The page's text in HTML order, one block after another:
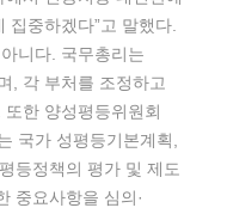
중하겠다”고 말했다.
니다. 국무총리는
, 각 부처를 조정하고
한 양성평등위원회
국가 성평등기본계획,
등정책의 평가 및 제도
중요사항을 심의·